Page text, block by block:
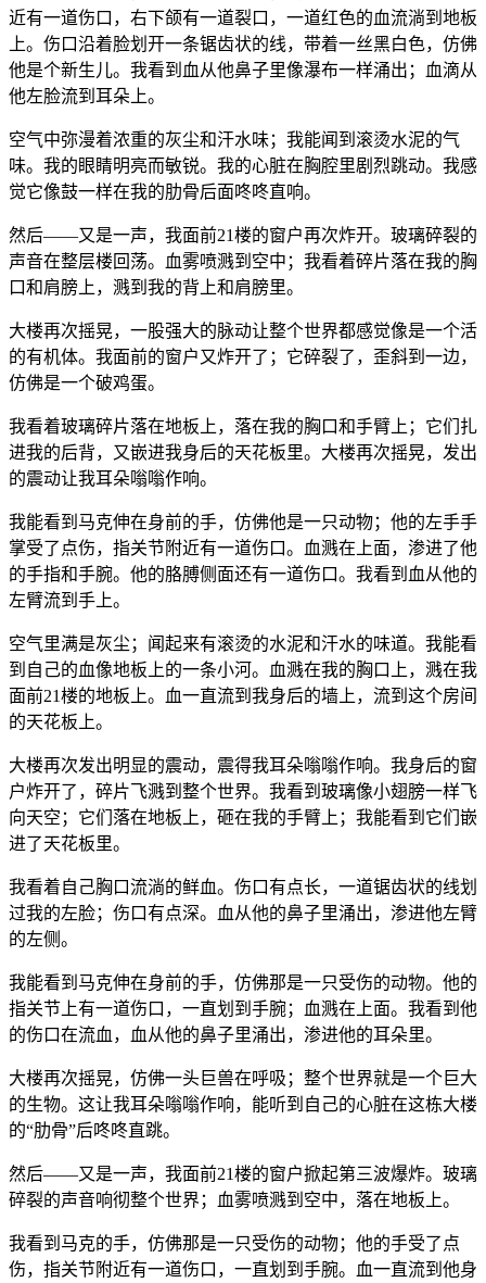
近有一道伤口，右下颌有一道裂口，一道红色的血流淌到地板
上。伤口沿着脸划开一条锯齿状的线，带着一丝黑白色，仿佛
他是个新生儿。我看到血从他鼻子里像瀑布一样涌出；血滴从
他左脸流到耳朵上。
空气中弥漫着浓重的灰尘和汗水味；我能闻到滚烫水泥的气
味。我的眼睛明亮而敏锐。我的心脏在胸腔里剧烈跳动。我感
觉它像鼓一样在我的肋骨后面咚咚直响。
然后——又是一声，我面前21楼的窗户再次炸开。玻璃碎裂的
声音在整层楼回荡。血雾喷溅到空中；我看着碎片落在我的胸
口和肩膀上，溅到我的背上和肩膀里。
大楼再次摇晃，一股强大的脉动让整个世界都感觉像是一个活
的有机体。我面前的窗户又炸开了；它碎裂了，歪斜到一边，
仿佛是一个破鸡蛋。
我看着玻璃碎片落在地板上，落在我的胸口和手臂上；它们扎
进我的后背，又嵌进我身后的天花板里。大楼再次摇晃，发出
的震动让我耳朵嗡嗡作响。
我能看到马克伸在身前的手，仿佛他是一只动物；他的左手手
掌受了点伤，指关节附近有一道伤口。血溅在上面，渗进了他
的手指和手腕。他的胳膊侧面还有一道伤口。我看到血从他的
左臂流到手上。
空气里满是灰尘；闻起来有滚烫的水泥和汗水的味道。我能看
到自己的血像地板上的一条小河。血溅在我的胸口上，溅在我
面前21楼的地板上。血一直流到我身后的墙上，流到这个房间
的天花板上。
大楼再次发出明显的震动，震得我耳朵嗡嗡作响。我身后的窗
户炸开了，碎片飞溅到整个世界。我看到玻璃像小翅膀一样飞
向天空；它们落在地板上，砸在我的手臂上；我能看到它们嵌
进了天花板里。
我看着自己胸口流淌的鲜血。伤口有点长，一道锯齿状的线划
过我的左脸；伤口有点深。血从他的鼻子里涌出，渗进他左臂
的左侧。
我能看到马克伸在身前的手，仿佛那是一只受伤的动物。他的
指关节上有一道伤口，一直划到手腕；血溅在上面。我看到他
的伤口在流血，血从他的鼻子里涌出，渗进他的耳朵里。
大楼再次摇晃，仿佛一头巨兽在呼吸；整个世界就是一个巨大
的生物。这让我耳朵嗡嗡作响，能听到自己的心脏在这栋大楼
的“肋骨”后咚咚直跳。
然后——又是一声，我面前21楼的窗户掀起第三波爆炸。玻璃
碎裂的声音响彻整个世界；血雾喷溅到空中，落在地板上。
我看到马克的手，仿佛那是一只受伤的动物；他的手受了点
伤，指关节附近有一道伤口，一直划到手腕。血一直流到他身